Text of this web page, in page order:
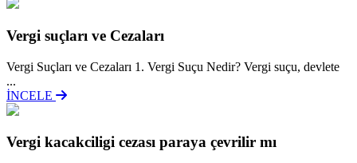
Vergi suçları ve Cezaları
Vergi Suçları ve Cezaları 1. Vergi Suçu Nedir? Vergi suçu, devlete
...
İNCELE
Vergi kacakciligi cezası paraya çevrilir mı